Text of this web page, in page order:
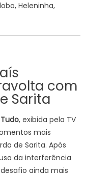
Heleninha,
com
Sarita
, exibida pela TV
mais
de Sarita. Após
da interferência
ainda mais